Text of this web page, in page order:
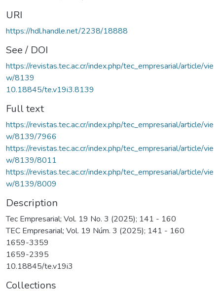
URI
https://hdl.handle.net/2238/18888
See / DOI
https://revistas.tec.ac.cr/index.php/tec_empresarial/article/vie
w/8139
10.18845/te.v19i3.8139
Full text
https://revistas.tec.ac.cr/index.php/tec_empresarial/article/vie
w/8139/7966
https://revistas.tec.ac.cr/index.php/tec_empresarial/article/vie
w/8139/8011
https://revistas.tec.ac.cr/index.php/tec_empresarial/article/vie
w/8139/8009
Description
Tec Empresarial; Vol. 19 No. 3 (2025); 141 - 160
TEC Empresarial; Vol. 19 Núm. 3 (2025); 141 - 160
1659-3359
1659-2395
10.18845/te.v19i3
Collections